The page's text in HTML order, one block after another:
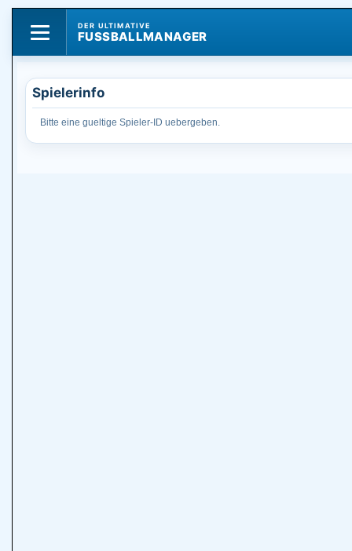
DER ULTIMATIVE
FUSSBALLMANAGER
Spielerinfo
Bitte eine gueltige Spieler-ID uebergeben.